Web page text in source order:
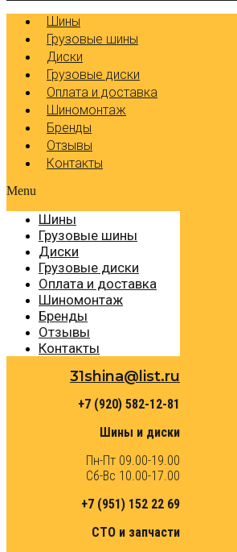
Шины
Грузовые шины
Диски
Грузовые диски
Оплата и доставка
Шиномонтаж
Бренды
Отзывы
Контакты
Menu
Шины
Грузовые шины
Диски
Грузовые диски
Оплата и доставка
Шиномонтаж
Бренды
Отзывы
Контакты
31shina@list.ru
+7 (920) 582-12-81
Шины и диски
Пн-Пт 09.00-19.00
Сб-Вс 10.00-17.00
+7 (951) 152 22 69
СТО и запчасти